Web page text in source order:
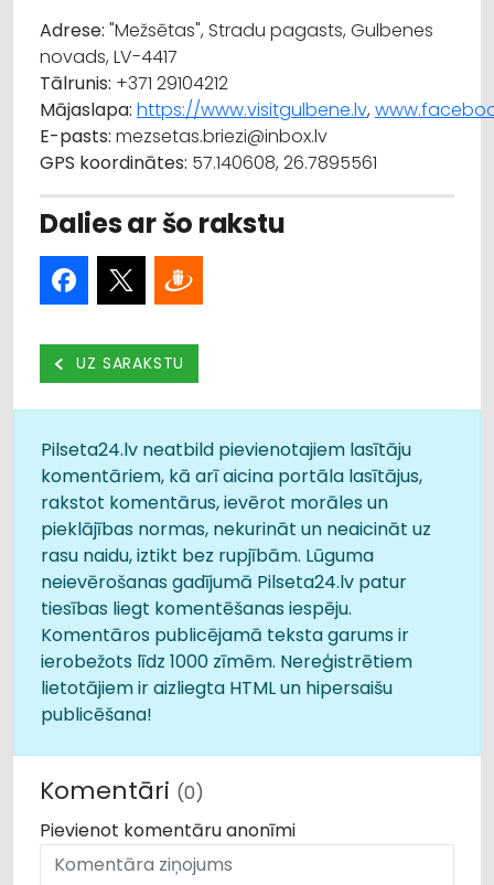
Adrese: "Mežsētas", Stradu pagasts, Gulbenes
novads, LV-4417
Tālrunis: +371 29104212
Mājaslapa: https://www.visitgulbene.lv,
E-pasts: mezsetas.briezi@inbox.lv
GPS koordinātes: 57.140608, 26.7895561
Dalies ar šo rakstu
UZ SARAKSTU
Pilseta24.lv neatbild pievienotajiem lasītāju
komentāriem, kā arī aicina portāla lasītājus,
rakstot komentārus, ievērot morāles un
pieklājības normas, nekurināt un neaicināt uz
rasu naidu, iztikt bez rupjībām. Lūguma
neievērošanas gadījumā Pilseta24.lv patur
tiesības liegt komentēšanas iespēju.
Komentāros publicējamā teksta garums ir
ierobežots līdz 1000 zīmēm. Nereģistrētiem
lietotājiem ir aizliegta HTML un hipersaišu
publicēšana!
Komentāri (0)
Pievienot komentāru anonīmi